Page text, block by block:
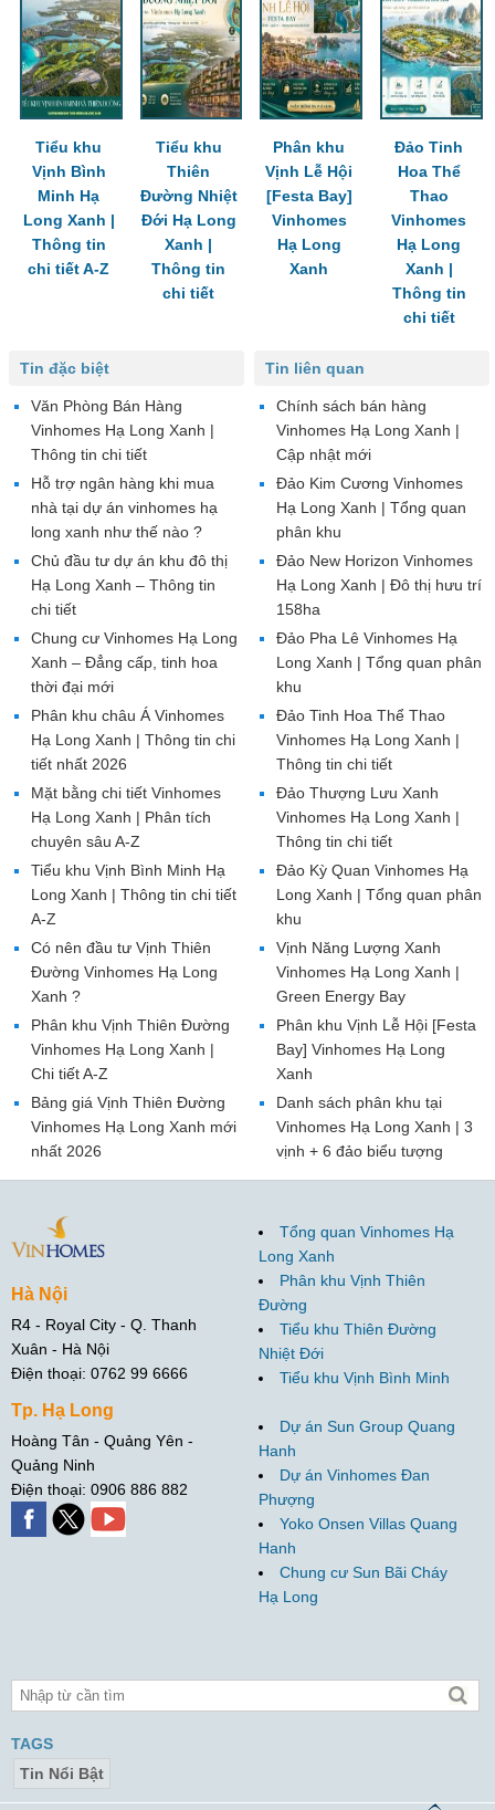
Tiểu khu
Vịnh Bình
Minh Hạ
Long Xanh |
Thông tin
chi tiết A-Z
Tiểu khu
Thiên
Đường Nhiệt
Đới Hạ Long
Xanh |
Thông tin
chi tiết
Phân khu
Vịnh Lễ Hội
[Festa Bay]
Vinhomes
Hạ Long
Xanh
Đảo Tinh
Hoa Thể
Thao
Vinhomes
Hạ Long
Xanh |
Thông tin
chi tiết
Tin liên quan
Chính sách bán hàng
Vinhomes Hạ Long Xanh |
Cập nhật mới
Đảo Kim Cương Vinhomes
Hạ Long Xanh | Tổng quan
phân khu
Đảo New Horizon Vinhomes
Hạ Long Xanh | Đô thị hưu trí
158ha
Đảo Pha Lê Vinhomes Hạ
Long Xanh | Tổng quan phân
khu
Đảo Tinh Hoa Thể Thao
Vinhomes Hạ Long Xanh |
Thông tin chi tiết
Đảo Thượng Lưu Xanh
Vinhomes Hạ Long Xanh |
Thông tin chi tiết
Đảo Kỳ Quan Vinhomes Hạ
Long Xanh | Tổng quan phân
khu
Vịnh Năng Lượng Xanh
Vinhomes Hạ Long Xanh |
Green Energy Bay
Phân khu Vịnh Lễ Hội [Festa
Bay] Vinhomes Hạ Long
Xanh
Danh sách phân khu tại
Vinhomes Hạ Long Xanh | 3
vịnh + 6 đảo biểu tượng
Tin đặc biệt
Văn Phòng Bán Hàng
Vinhomes Hạ Long Xanh |
Thông tin chi tiết
Hỗ trợ ngân hàng khi mua
nhà tại dự án vinhomes hạ
long xanh như thế nào ?
Chủ đầu tư dự án khu đô thị
Hạ Long Xanh – Thông tin
chi tiết
Chung cư Vinhomes Hạ Long
Xanh – Đẳng cấp, tinh hoa
thời đại mới
Phân khu châu Á Vinhomes
Hạ Long Xanh | Thông tin chi
tiết nhất 2026
Mặt bằng chi tiết Vinhomes
Hạ Long Xanh | Phân tích
chuyên sâu A-Z
Tiểu khu Vịnh Bình Minh Hạ
Long Xanh | Thông tin chi tiết
A-Z
Có nên đầu tư Vịnh Thiên
Đường Vinhomes Hạ Long
Xanh ?
Phân khu Vịnh Thiên Đường
Vinhomes Hạ Long Xanh |
Chi tiết A-Z
Bảng giá Vịnh Thiên Đường
Vinhomes Hạ Long Xanh mới
nhất 2026
Hà Nội
R4 - Royal City - Q. Thanh
Xuân - Hà Nội
Điện thoại: 0762 99 6666
Tp. Hạ Long
Hoàng Tân - Quảng Yên -
Quảng Ninh
Điện thoại: 0906 886 882
Tổng quan Vinhomes Hạ
Long Xanh
Phân khu Vịnh Thiên
Đường
Tiểu khu Thiên Đường
Nhiệt Đới
Tiểu khu Vịnh Bình Minh
Dự án Sun Group Quang
Hanh
Dự án Vinhomes Đan
Phượng
Yoko Onsen Villas Quang
Hanh
Chung cư Sun Bãi Cháy
Hạ Long
TAGS
Tin Nổi Bật